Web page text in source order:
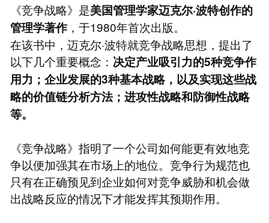
《竞争战略》是美国管理学家迈克尔·波特创作的
管理学著作，于1980年首次出版。
在该书中，迈克尔·波特就竞争战略思想，提出了
以下几个重要概念： 决定产业吸引力的5种竞争作
用力；企业发展的3种基本战略，以及实现这些战
略的价值链分析方法；进攻性战略和防御性战略
等。
《竞争战略》指明了一个公司如何能更有效地竞
争以便加强其在市场上的地位。竞争行为规范也
只有在正确预见到企业如何对竞争威胁和机会做
出战略反应的情况下才能发挥其预期作用。